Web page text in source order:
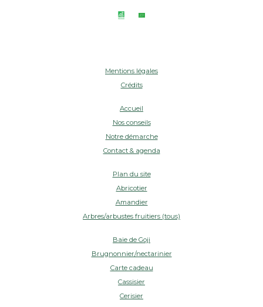
Mentions légales
Crédits
Accueil
Nos conseils
Notre démarche
Contact & agenda
Plan du site
Abricotier
Amandier
Arbres/arbustes fruitiers (tous)
Baie de Goji
Brugnonnier/nectarinier
Carte cadeau
Cassisier
Cerisier